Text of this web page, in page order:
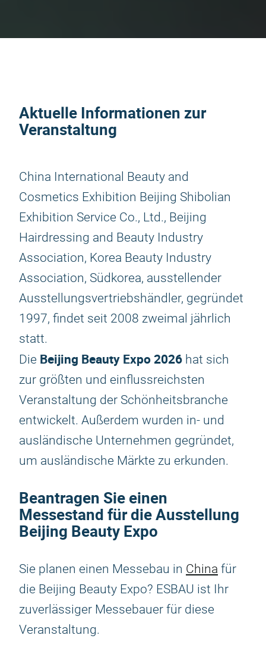
Aktuelle Informationen zur
Veranstaltung
China International Beauty and
Cosmetics Exhibition Beijing Shibolian
Exhibition Service Co., Ltd., Beijing
Hairdressing and Beauty Industry
Association, Korea Beauty Industry
Association, Südkorea, ausstellender
Ausstellungsvertriebshändler, gegründet
1997, findet seit 2008 zweimal jährlich
statt.
Die Beijing Beauty Expo 2026 hat sich
zur größten und einflussreichsten
Veranstaltung der Schönheitsbranche
entwickelt. Außerdem wurden in- und
ausländische Unternehmen gegründet,
um ausländische Märkte zu erkunden.
Beantragen Sie einen
Messestand für die Ausstellung
Beijing Beauty Expo
Sie planen einen Messebau in China für
die Beijing Beauty Expo? ESBAU ist Ihr
zuverlässiger Messebauer für diese
Veranstaltung.